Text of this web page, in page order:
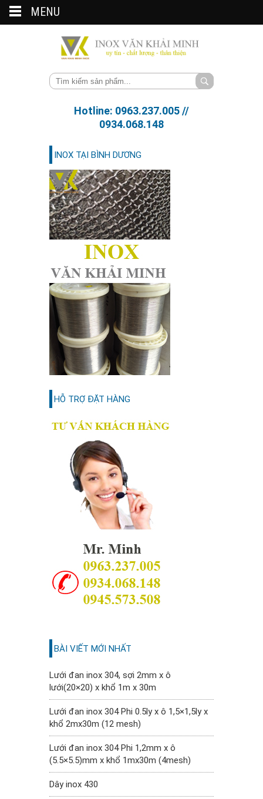
Hotline: 0963.237.005 //
0934.068.148
INOX TẠI BÌNH DƯƠNG
HỖ TRỢ ĐẶT HÀNG
BÀI VIẾT MỚI NHẤT
Lưới đan inox 304, sợi 2mm x ô
lưới(20×20) x khổ 1m x 30m
Lưới đan inox 304 Phi 0.5ly x ô 1,5×1,5ly x
khổ 2mx30m (12 mesh)
Lưới đan inox 304 Phi 1,2mm x ô
(5.5×5.5)mm x khổ 1mx30m (4mesh)
Dây inox 430
MENU